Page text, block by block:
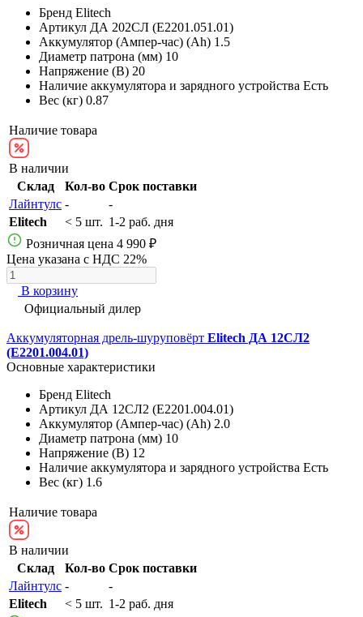
Бренд Elitech
Артикул ДА 202СЛ (E2201.051.01)
Аккумулятор (Ампер-час) (Ah) 1.5
Диаметр патрона (мм) 10
Напряжение (В) 20
Наличие аккумулятора и зарядного устройства Есть
Вес (кг) 0.87
Наличие товара
В наличии
Склад
Кол-во Срок поставки
Лайнтулс -
-
Elitech
< 5 шт. 1-2 раб. дня
Розничная цена 4 990 ₽
Цена указана с НДС 22%
В корзину
Официальный дилер
Аккумуляторная дрель-шуруповёрт Elitech ДА 12СЛ2
(E2201.004.01)
Основные характеристики
Бренд Elitech
Артикул ДА 12СЛ2 (E2201.004.01)
Аккумулятор (Ампер-час) (Ah) 2.0
Диаметр патрона (мм) 10
Напряжение (В) 12
Наличие аккумулятора и зарядного устройства Есть
Вес (кг) 1.6
Наличие товара
В наличии
Склад
Кол-во Срок поставки
Лайнтулс -
-
Elitech
< 5 шт. 1-2 раб. дня